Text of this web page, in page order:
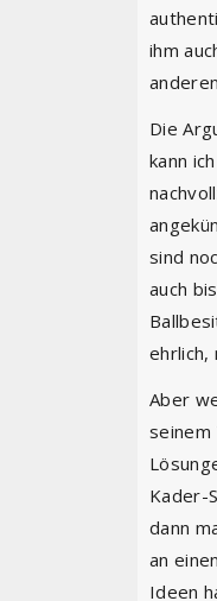
ihm
Die
kann
sind
auch
ehrlich,
Aber
seinem
Kader-
dann
an
Ideen